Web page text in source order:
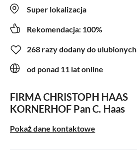
Super lokalizacja
Rekomendacja: 100%
268 razy dodany do ulubionych
od ponad 11 lat online
FIRMA CHRISTOPH HAAS
KORNERHOF Pan C. Haas
Pokaż dane kontaktowe